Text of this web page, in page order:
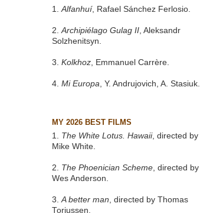
1.Alfanhuí, Rafael Sánchez Ferlosio.
2.Archipiélago Gulag II, Aleksandr
Solzhenitsyn.
3. Kolkhoz, Emmanuel Carrère.
4. Mi Europa, Y. Andrujovich, A. Stasiuk.
MY 2026 BEST FILMS
1. The White Lotus. Hawaii, directed by
Mike White.
2. The Phoenician Scheme , directed by
Wes Anderson.
3. A better man , directed by Thomas
Torjussen.